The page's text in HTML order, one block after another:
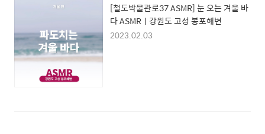
[철도박물관로37 ASMR] 눈 오는 겨울 바
다 ASMRㅣ강원도 고성 봉포해변
2023.02.03